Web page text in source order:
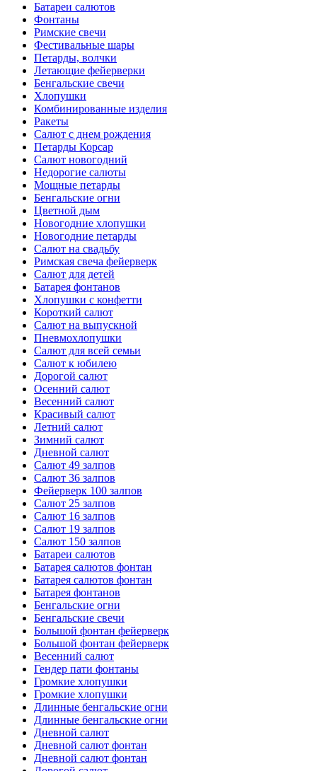
Батареи салютов
Фонтаны
Римские свечи
Фестивальные шары
Петарды, волчки
Летающие фейерверки
Бенгальские свечи
Хлопушки
Комбинированные изделия
Ракеты
Салют с днем рождения
Петарды Корсар
Салют новогодний
Недорогие салюты
Мощные петарды
Бенгальские огни
Цветной дым
Новогодние хлопушки
Новогодние петарды
Салют на свадьбу
Римская свеча фейерверк
Салют для детей
Батарея фонтанов
Хлопушки с конфетти
Короткий салют
Салют на выпускной
Пневмохлопушки
Салют для всей семьи
Салют к юбилею
Дорогой салют
Осенний салют
Весенний салют
Красивый салют
Летний салют
Зимний салют
Дневной салют
Салют 49 залпов
Салют 36 залпов
Фейерверк 100 залпов
Салют 25 залпов
Салют 16 залпов
Салют 19 залпов
Салют 150 залпов
Батареи салютов
Батарея салютов фонтан
Батарея салютов фонтан
Батарея фонтанов
Бенгальские огни
Бенгальские свечи
Большой фонтан фейерверк
Большой фонтан фейерверк
Весенний салют
Гендер пати фонтаны
Громкие хлопушки
Громкие хлопушки
Длинные бенгальские огни
Длинные бенгальские огни
Дневной салют
Дневной салют фонтан
Дневной салют фонтан